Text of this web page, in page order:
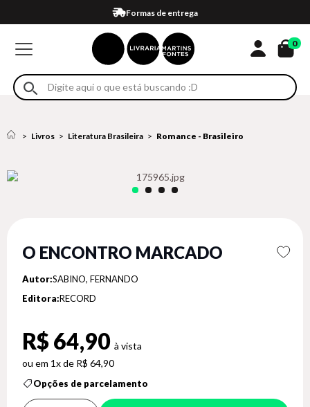
Formas de entrega
Compra 100% segura
Em até 4x sem juros no cartão*
Retire na loja
Eventos
0
Livros Literatura Brasileira Romance - Brasileiro
O ENCONTRO MARCADO
Autor:SABINO, FERNANDO
Editora:RECORD
R$ 64,90
1x de R$ 64,90
Opções de parcelamento